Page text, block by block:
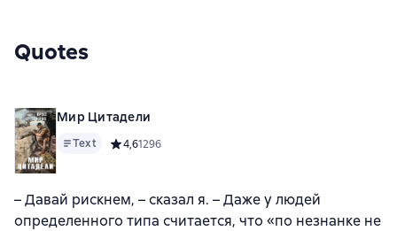
Quotes
Мир Цитадели
Text Средний рейтинг 4,6 на основе 1296 оценок
4,61296
– Давай рискнем, – сказал я. – Даже у людей
определенного типа считается, что «по незнанке не